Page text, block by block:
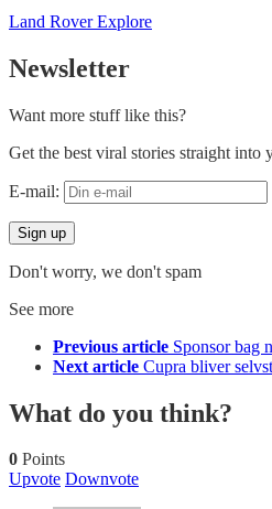
Land Rover Explore
Newsletter
Want more stuff like this?
Get the best viral stories straight into
E-mail:
Don't worry, we don't spam
See more
Previous article Sponsor bag
Next article Cupra bliver
What do you think?
0 Points
Upvote Downvote